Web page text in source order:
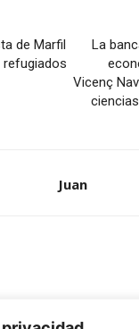
de Marfil
refugiados
La
Vicenç
Juan